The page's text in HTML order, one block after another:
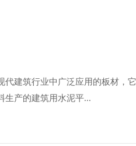
代建筑行业中广泛应用的板材，
生产的建筑用水泥平...